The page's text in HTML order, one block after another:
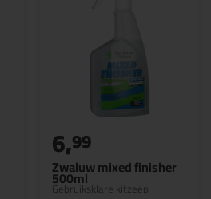
Zwaluw mixed finisher
500ml
Gebruiksklare kitzeep
6,99